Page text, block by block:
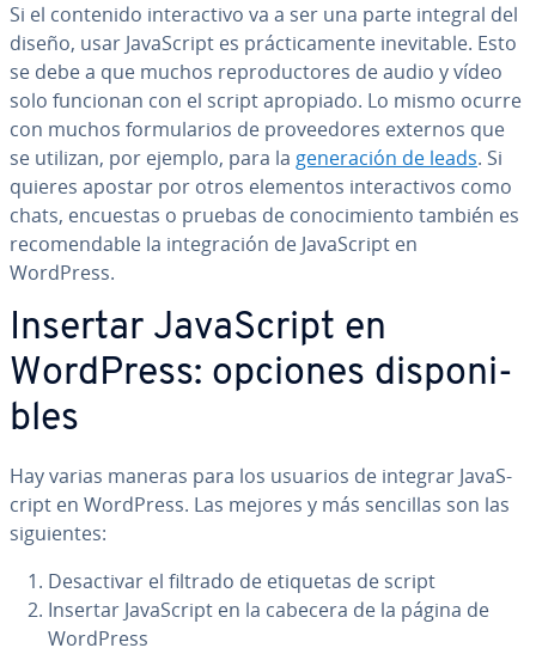
Si el contenido in­ter­ac­ti­vo va a ser una parte integral del
diseño, usar Ja­va­S­cri­pt es prá­c­ti­ca­me­n­te in­e­vi­ta­ble. Esto
se debe a que muchos re­pro­du­c­to­res de audio y vídeo
solo funcionan con el script apropiado. Lo mismo ocurre
con muchos fo­r­mu­la­rios de pro­vee­do­res externos que
se utilizan, por ejemplo, para la ge­ne­ra­ción de leads. Si
quieres apostar por otros elementos in­ter­ac­ti­vos como
chats, encuestas o pruebas de co­no­ci­mie­n­to también es
re­co­me­n­da­ble la in­te­gra­ción de Ja­va­S­cri­pt en
WordPress.
Insertar Ja­va­S­cri­pt en
WordPress: opciones di­s­po­ni­
bles
Hay varias maneras para los usuarios de integrar Ja­va­S­
cri­pt en WordPress. Las mejores y más sencillas son las
si­guie­n­tes:
Des­ac­ti­var el filtrado de etiquetas de script
Insertar Ja­va­S­cri­pt en la cabecera de la página de
WordPress